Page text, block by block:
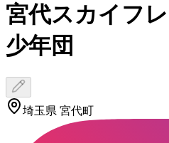
宮代スカイフ
少年団
埼玉県 宮代町